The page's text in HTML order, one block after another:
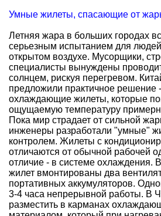
Умные жилеты, спасающие от
Летняя жара в больших городах
серьезным испытанием для
открытом воздухе. Мусорщики,
специалисты вынуждены
солнцем, рискуя перегревом.
предложили практичное решение
охлаждающие жилеты, которые
ощущаемую температуру
Пока мир страдает от сильной
инженеры разработали "умные"
контролем. Жилеты с
отличаются от обычной рабочей
отличие - в системе охлаждения.
жилет вмонтированы два
портативных аккумуляторов.
3-4 часа непрерывной работы. В
разместить в карманах